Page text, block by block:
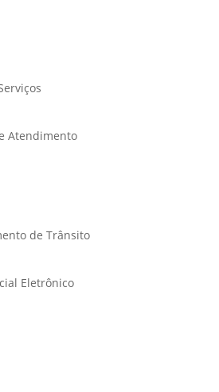
Atendimento
de Trânsito
Eletrônico